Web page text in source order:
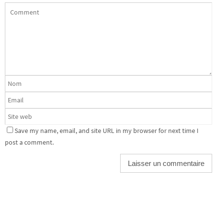
Save my name, email, and site URL in my browser for next time I
post a comment.